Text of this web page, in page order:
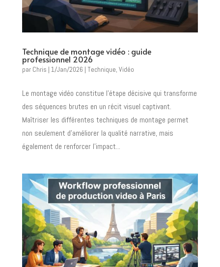
Technique de montage vidéo : guide
professionnel 2026
par Chris | 1/Jan/2026 | Technique, Vidéo
Le montage vidéo constitue l’étape décisive qui transforme
des séquences brutes en un récit visuel captivant.
Maîtriser les différentes techniques de montage permet
non seulement d’améliorer la qualité narrative, mais
également de renforcer l’impact...